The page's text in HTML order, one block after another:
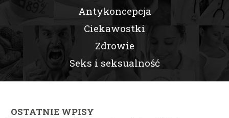
Antykoncepcja
Ciekawostki
Zdrowie
Seks i seksualność
OSTATNIE WPISY